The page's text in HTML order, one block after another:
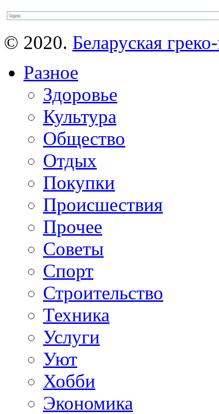
© 2020. Беларуская
Разное
Здоровье
Культура
Общество
Отдых
Покупки
Происшествия
Прочее
Советы
Спорт
Строительство
Техника
Услуги
Уют
Хобби
Экономика